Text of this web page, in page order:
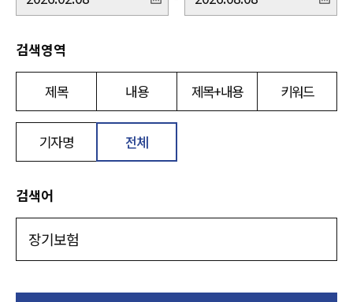
검색영역
제목 내용 제목+내용 키워드
기자명 전체
검색어